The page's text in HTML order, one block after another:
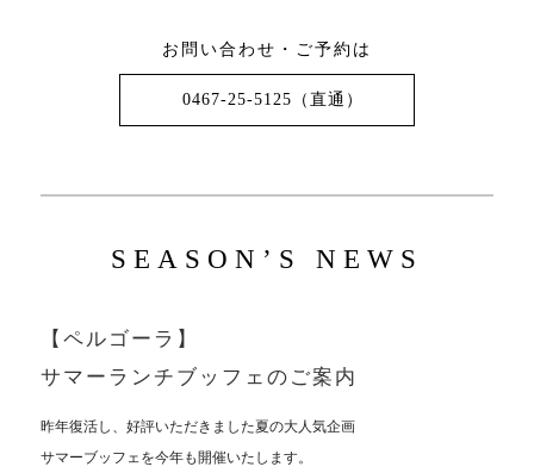
お問い合わせ・ご予約は
0467-25-5125（直通）
SEASON’S NEWS
【ペルゴーラ】
サマーランチブッフェのご案内
昨年復活し、好評いただきました夏の大人気企画
サマーブッフェを今年も開催いたします。